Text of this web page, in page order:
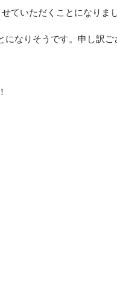
ていただくことになりま
になりそうです。申し訳ご